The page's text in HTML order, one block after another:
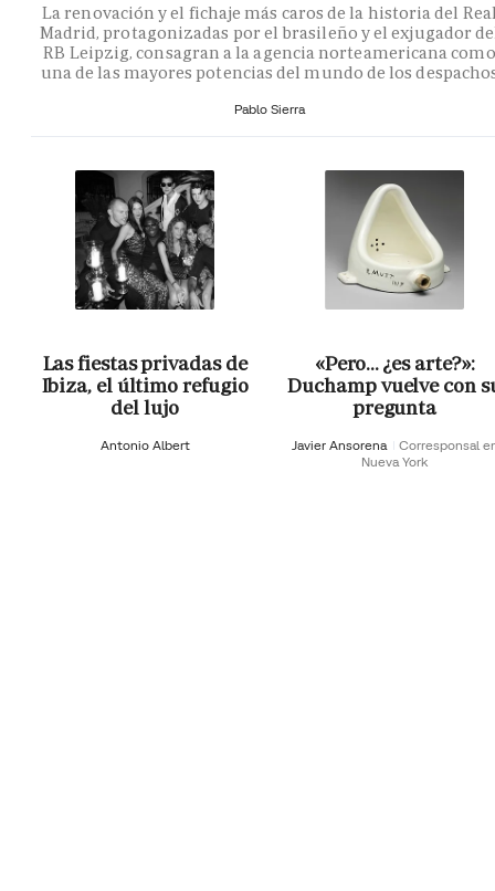
La renovación y el fichaje más caros de la historia del
Madrid, protagonizadas por el brasileño y el exjugador
RB Leipzig, consagran a la agencia norteamericana como
una de las mayores potencias del mundo de los
Pablo Sierra
Las fiestas privadas de
Ibiza, el último refugio
del lujo
Antonio Albert
«Pero… ¿es arte?»:
Duchamp vuelve con
pregunta
Javier Ansorena
Corresponsal
Nueva York